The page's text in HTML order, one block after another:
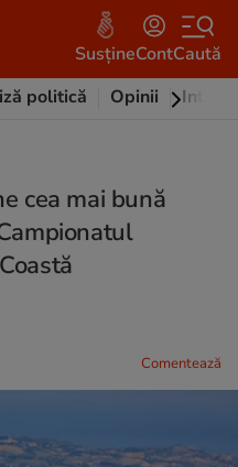
SusțineContCaută
politică Opinii
cea mai bună
Comentează